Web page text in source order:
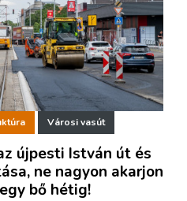
Városi vasút
újpesti István út és
ne nagyon akarjon
bő hétig!